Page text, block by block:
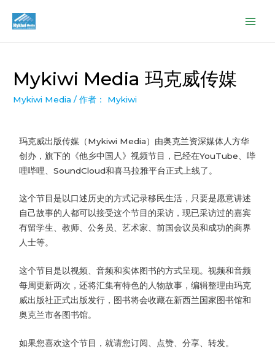
Mykiwi Media 玛克威传媒
Mykiwi Media / 作者： Mykiwi
玛克威出版传媒（Mykiwi Media）由奥克兰资深媒体人方华
创办，旗下的《他乡中国人》视频节目，已经在YouTube、哔
哩哔哩、SoundCloud和喜马拉雅平台正式上线了。
这个节目是以口述历史的方式记录移民生活，只要是愿意讲述
自己故事的人都可以接受这个节目的采访，现已采访过的嘉宾
有留学生、教师、公务员、艺术家、前国会议员和成功的商界
人士等。
这个节目是以视频、音频和实体图书的方式呈现。视频和音频
每周更新两次，还将汇集有特色的人物故事，编辑整理由玛克
威出版社正式出版发行，图书将会收藏在新西兰国家图书馆和
奥克兰市各图书馆。
如果您喜欢这个节目，就请您订阅、点赞、分享、转发。